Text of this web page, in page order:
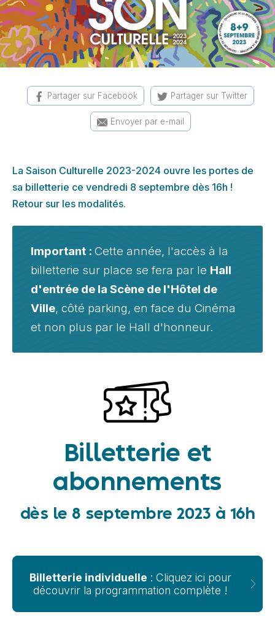
Partager sur Facebook Partager sur Twitter
Envoyer par e-mail
La Saison Culturelle 2023-2024 ouvre les portes de
sa billetterie ce vendredi 8 septembre dès 16h !
Retour sur les modalités.
Important : Cette année, l'accès à la
billetterie sur place se fera par le Hall
d'entrée de la Scène de l'Hôtel de
Ville, côté parking, en face du Cinéma
et non plus par le Hall d'honneur.
Billetterie et
abonnements
dès le 8 septembre 2023 à 16h
Billetterie individuelle : Cliquez ici pour
découvrir la programmation complète !